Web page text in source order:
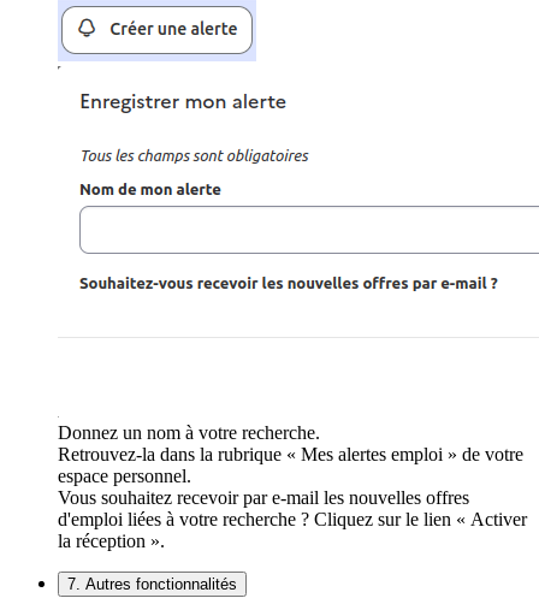
Donnez un nom à votre recherche.
Retrouvez-la dans la rubrique « Mes alertes emploi » de votre
espace personnel.
Vous souhaitez recevoir par e-mail les nouvelles offres
d'emploi liées à votre recherche ? Cliquez sur le lien « Activer
la réception ».
7. Autres fonctionnalités